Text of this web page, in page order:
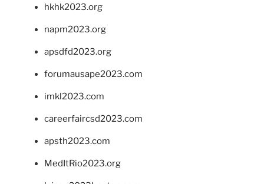
hkhk2023.org
napm2023.org
apsdfd2023.org
forumausape2023.com
imkl2023.com
careerfaircsd2023.com
apsth2023.com
MedItRio2023.org